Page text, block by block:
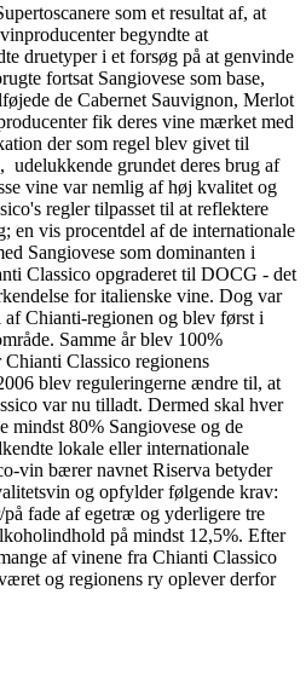
som et resultat af, at
begyndte at
druetyper i et forsøg på at genvinde
fortsat Sangiovese som base,
de Cabernet Sauvignon, Merlot
fik deres vine mærket med
der som regel blev givet til
udelukkende grundet deres brug af
vine var nemlig af høj kvalitet og
regler tilpasset til at reflektere
en vis procentdel af de internationale
Sangiovese som dominanten i
Classico opgraderet til DOCG - det
for italienske vine. Dog var
Chianti-regionen og blev først i
Samme år blev 100%
Classico regionens
blev reguleringerne ændre til, at
var nu tilladt. Dermed skal hver
mindst 80% Sangiovese og de
lokale eller internationale
vin bærer navnet Riserva betyder
og opfylder følgende krav:
fade af egetræ og yderligere tre
på mindst 12,5%. Efter
af vinene fra Chianti Classico
og regionens ry oplever derfor